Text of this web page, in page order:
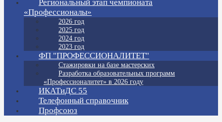
Региональный этап чемпионата
«Профессионалы»
2026 год
2025 год
2024 год
2023 год
ФП "ПРОФЕССИОНАЛИТЕТ"
Стажировки на базе мастерских
Разработка образовательных программ
«Профессионалитет» в 2026 году
ИКАТиДС 55
Телефонный справочник
Профсоюз